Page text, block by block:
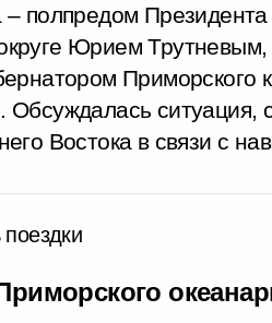
– полпредом
Юрием
Приморского
ситуация,
Востока в связи с